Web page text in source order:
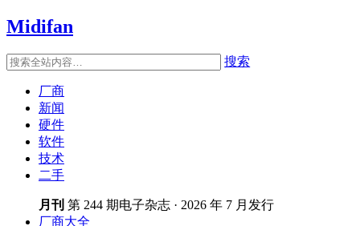
Midifan
搜索
厂商
新闻
硬件
软件
技术
二手
月刊 第 244 期电子杂志 · 2026 年 7 月发行
厂商大全